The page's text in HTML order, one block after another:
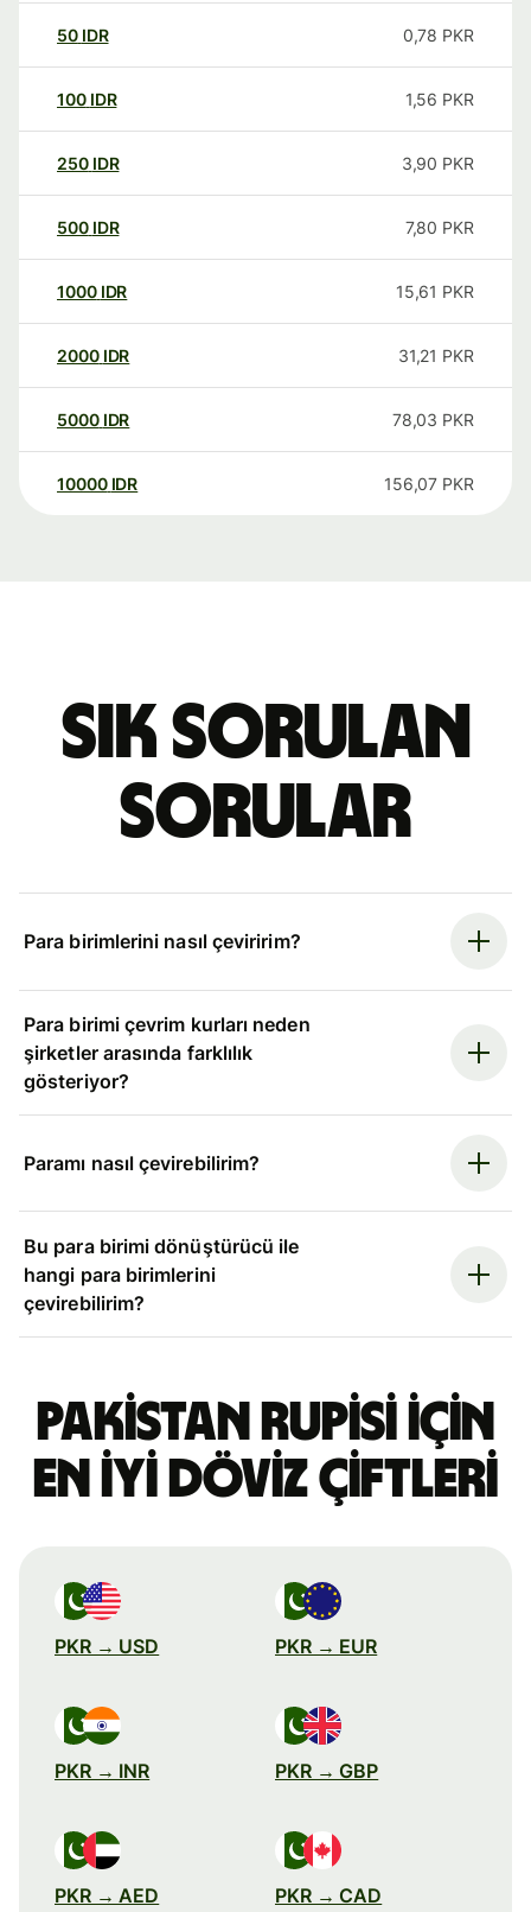
50 IDR 0,78 PKR
100 IDR 1,56 PKR
250 IDR 3,90 PKR
500 IDR 7,80 PKR
1000 IDR 15,61 PKR
2000 IDR 31,21 PKR
5000 IDR 78,03 PKR
10000 IDR 156,07 PKR
Sık sorulan
sorular
Para birimlerini nasıl çeviririm?
Para birimi çevrim kurları neden
şirketler arasında farklılık
gösteriyor?
Paramı nasıl çevirebilirim?
Bu para birimi dönüştürücü ile
hangi para birimlerini
çevirebilirim?
Pakistan rupisi için
en iyi döviz çiftleri
PKR → USD PKR → EUR
PKR → INR PKR → GBP
PKR → AED PKR → CAD